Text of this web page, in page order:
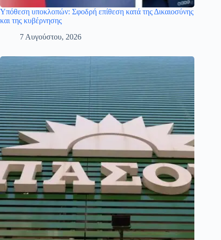
Υπόθεση υποκλοπών: Σφοδρή επίθεση κατά της Δικαιοσύνης
και της κυβέρνησης
7 Αυγούστου, 2026